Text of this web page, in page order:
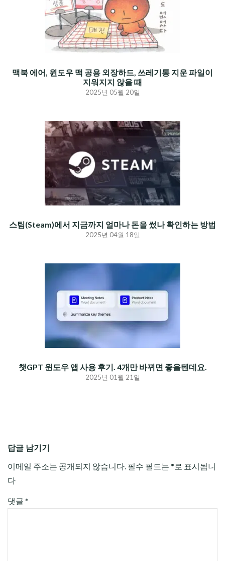
맥북 에어, 윈도우 맥 공용 외장하드, 쓰레기통 지운 파일이
지워지지 않을 때
2025년 05월 20일
스팀(Steam)에서 지금까지 얼마나 돈을 썼나 확인하는 방법
2025년 04월 18일
챗GPT 윈도우 앱 사용 후기. 4개만 바뀌면 좋을텐데요.
2025년 01월 21일
답글 남기기
이메일 주소는 공개되지 않습니다. 필수 필드는 * 로 표시됩니
다
댓글 *